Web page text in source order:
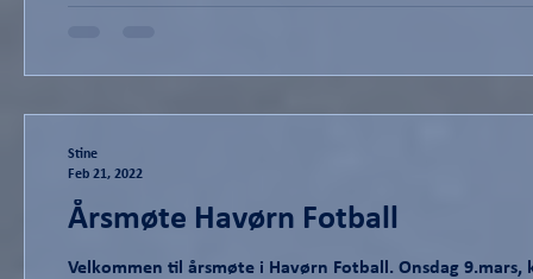
Årsmøte Havørn Fotball
Velkommen til årsmøte i Havørn Fotball. Onsdag
Stine
Feb 21, 2022